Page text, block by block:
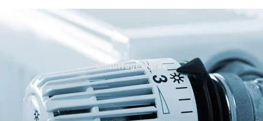
Chauffage agréé